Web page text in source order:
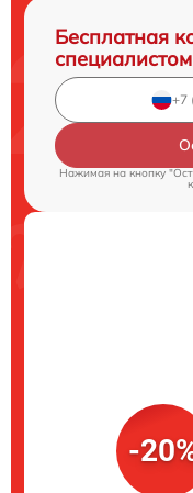
Бесплатная
специалистом
Нажимая на кнопку
-